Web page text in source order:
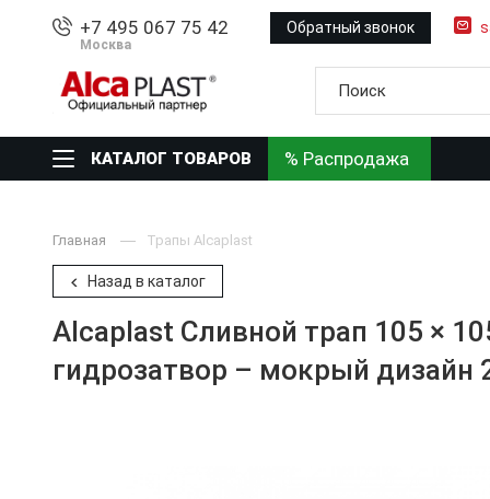
+7 495 067 75 42
Москва
Обратный звонок
КАТАЛОГ ТОВАРОВ % Распродажа
Главная Трапы Alcaplast
Назад в каталог
Alcaplast Сливной трап 105 ×
гидрозатвор – мокрый дизайн